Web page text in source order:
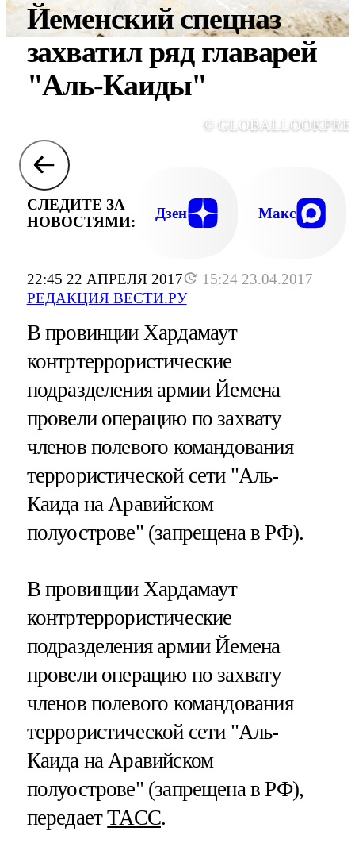
22:45 22 АПРЕЛЯ 2017
15:24 23.04.2017
РЕДАКЦИЯ ВЕСТИ.РУ
Йеменский спецназ
захватил ряд главарей
"Аль-Каиды"
©
СЛЕДИТЕ ЗА
НОВОСТЯМИ:
Дзен Макс
В провинции Хардамаут
контртеррористические
подразделения армии Йемена
провели операцию по захвату
членов полевого командования
террористической сети "Аль-
Каида на Аравийском
полуострове" (запрещена в РФ).
В провинции Хардамаут
контртеррористические
подразделения армии Йемена
провели операцию по захвату
членов полевого командования
террористической сети "Аль-
Каида на Аравийском
полуострове" (запрещена в РФ),
передаетТАСС.